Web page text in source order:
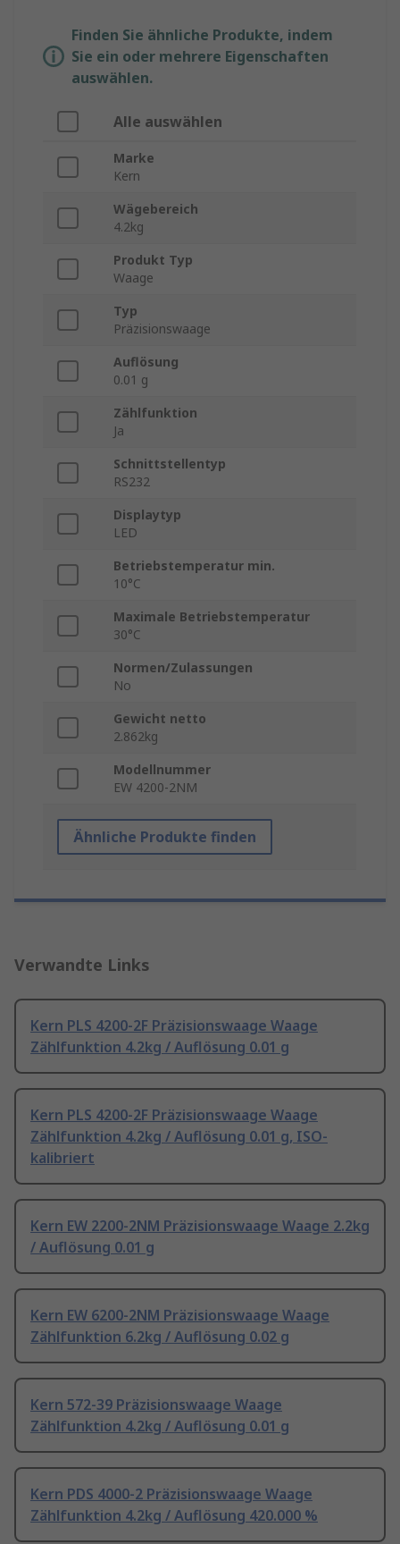
Finden Sie ähnliche Produkte, indem
Sie ein oder mehrere Eigenschaften
auswählen.
Alle auswählen
Marke
Kern
Wägebereich
4.2kg
Produkt Typ
Waage
Typ
Präzisionswaage
Auflösung
0.01 g
Zählfunktion
Ja
Schnittstellentyp
RS232
Displaytyp
LED
Betriebstemperatur min.
10°C
Maximale Betriebstemperatur
30°C
Normen/Zulassungen
No
Gewicht netto
2.862kg
Modellnummer
EW 4200-2NM
Ähnliche Produkte finden
Verwandte Links
Kern PLS 4200-2F Präzisionswaage Waage
Zählfunktion 4.2kg / Auflösung 0.01 g
Kern PLS 4200-2F Präzisionswaage Waage
Zählfunktion 4.2kg / Auflösung 0.01 g, ISO-
kalibriert
Kern EW 2200-2NM Präzisionswaage Waage 2.2kg
/ Auflösung 0.01 g
Kern EW 6200-2NM Präzisionswaage Waage
Zählfunktion 6.2kg / Auflösung 0.02 g
Kern 572-39 Präzisionswaage Waage
Zählfunktion 4.2kg / Auflösung 0.01 g
Kern PDS 4000-2 Präzisionswaage Waage
Zählfunktion 4.2kg / Auflösung 420.000 %